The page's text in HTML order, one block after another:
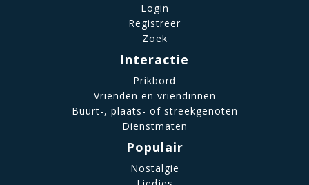
Login
Registreer
Zoek
Interactie
Prikbord
Vrienden en vriendinnen
Buurt-, plaats- of streekgenoten
Dienstmaten
Populair
Nostalgie